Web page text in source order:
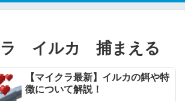
ラ イルカ 捕まえる
【マイクラ最新】イルカの餌や特
徴について解説！